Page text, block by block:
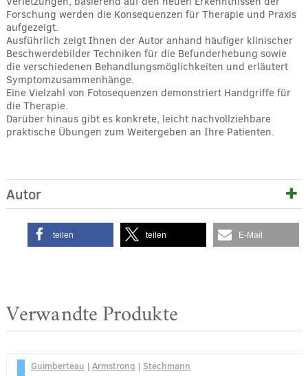
Forschung werden die Konsequenzen für Therapie und Praxis
aufgezeigt.
Ausführlich zeigt Ihnen der Autor anhand häufiger klinischer
Beschwerdebilder Techniken für die Befunderhebung sowie
die verschiedenen Behandlungsmöglichkeiten und erläutert
Symptomzusammenhänge.
Eine Vielzahl von Fotosequenzen demonstriert Handgriffe für
die Therapie.
Darüber hinaus gibt es konkrete, leicht nachvollziehbare
praktische Übungen zum Weitergeben an Ihre Patienten.
Autor
teilen teilen E-Mail
Verwandte Produkte
Guimberteau | Armstrong | Stechmann